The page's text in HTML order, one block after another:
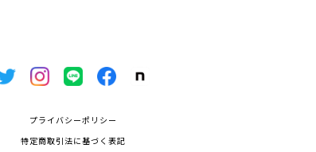
プライバシーポリシー
特定商取引法に基づく表記